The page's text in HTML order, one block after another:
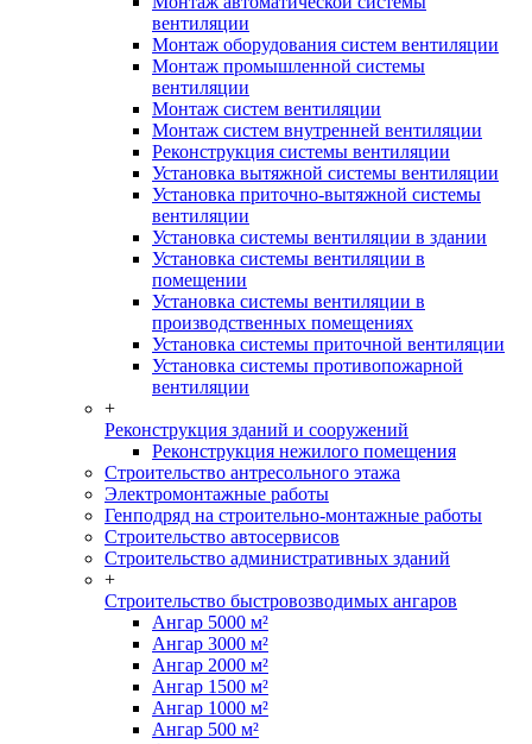
вентиляции
Монтаж оборудования систем вентиляции
Монтаж промышленной системы
вентиляции
Монтаж систем вентиляции
Монтаж систем внутренней вентиляции
Реконструкция системы вентиляции
Установка вытяжной системы вентиляции
Установка приточно-вытяжной системы
вентиляции
Установка системы вентиляции в здании
Установка системы вентиляции в
помещении
Установка системы вентиляции в
производственных помещениях
Установка системы приточной вентиляции
Установка системы противопожарной
вентиляции
+
Реконструкция зданий и сооружений
Реконструкция нежилого помещения
Строительство антресольного этажа
Электромонтажные работы
Генподряд на строительно-монтажные работы
Строительство автосервисов
Строительство административных зданий
+
Строительство быстровозводимых ангаров
Ангар 5000 м²
Ангар 3000 м²
Ангар 2000 м²
Ангар 1500 м²
Ангар 1000 м²
Ангар 500 м²